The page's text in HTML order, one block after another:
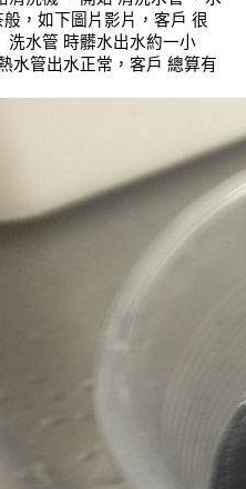
，如下圖片影片，客戶 很
洗水管 時髒水出水約一小
水管出水正常，客戶 總算有